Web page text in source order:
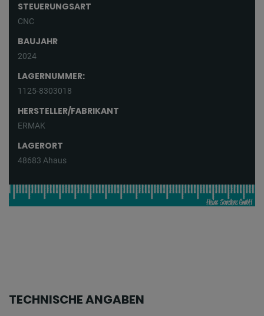
STEUERUNGSART
CNC
BAUJAHR
2024
LAGERNUMMER:
1125-8303018
HERSTELLER/FABRIKANT
ERMAK
LAGERORT
48683 Ahaus
TECHNISCHE ANGABEN